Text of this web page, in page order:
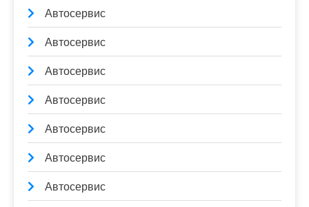
Автосервис
Автосервис
Автосервис
Автосервис
Автосервис
Автосервис
Автосервис